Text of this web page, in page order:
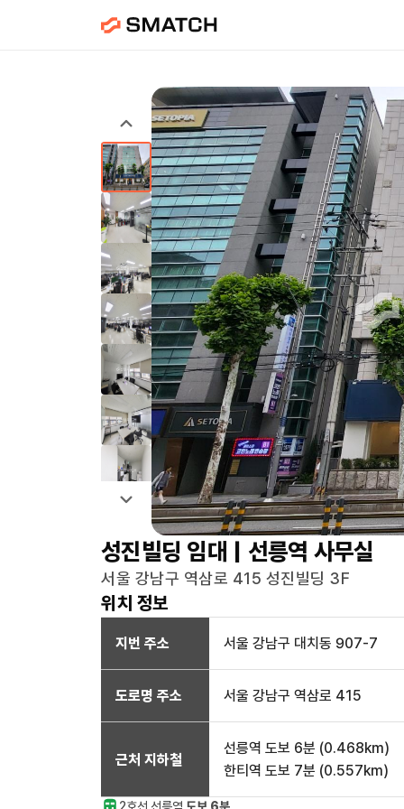
성진빌딩 임대 | 선릉역 사무실
서울 강남구 역삼로 415 성진빌딩 3F
위치 정보
지번 주소 서울 강남구 대치동 907-7
도로명 주소 서울 강남구 역삼로 415
근처 지하철
선릉역 도보 6분 (0.468km)
한티역 도보 7분 (0.557km)